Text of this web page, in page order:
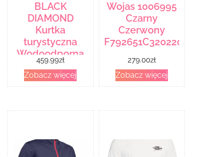
BLACK
DIAMOND
Kurtka
turystyczna
Wodoodporna
Męska Black
Diamond
Treeline-
Decathlon.pl –
– Niebieski
459.99zł
Zobacz więcej
Wojas 1006995
Czarny
Czerwony
279.00zł
Zobacz więcej